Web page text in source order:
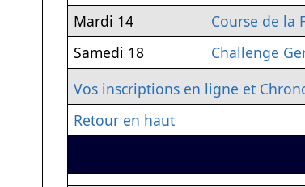
Mardi 14
Course de la
Samedi 18
Challenge
Vos inscriptions en ligne et
Retour en haut